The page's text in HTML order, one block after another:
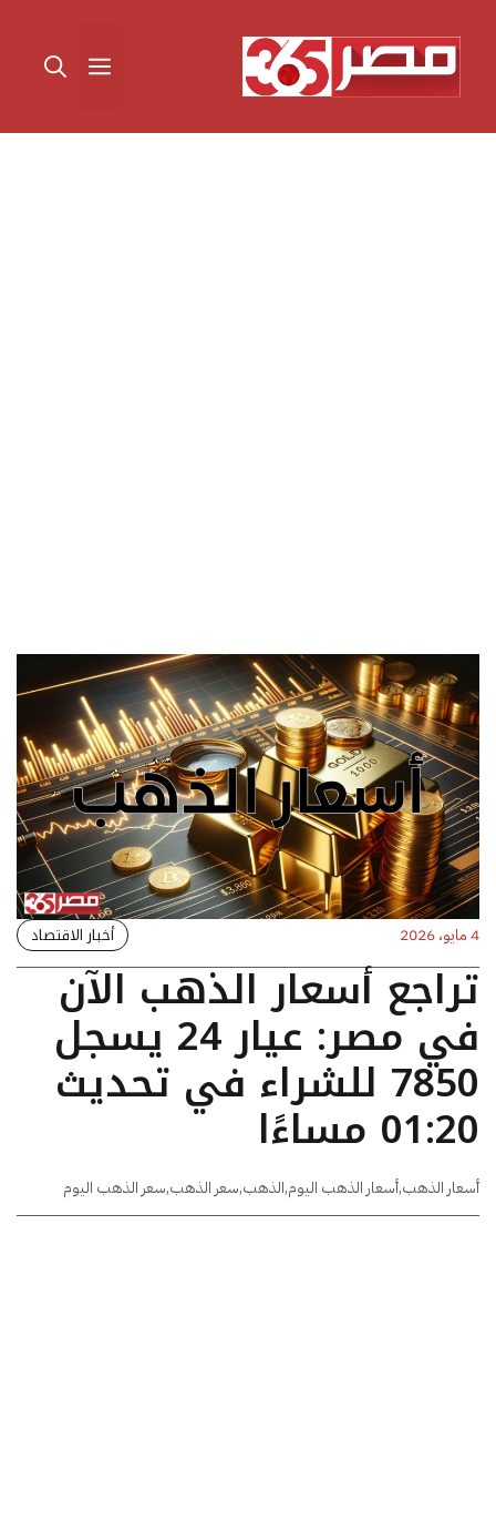
المحتوى القائمة
4 مايو، 2026 أخبار الاقتصاد
تراجع أسعار الذهب الآن
في مصر: عيار 24 يسجل
7850 للشراء في تحديث
01:20 مساءًا
أسعار الذهب,أسعار الذهب اليوم,الذهب,سعر الذهب,سعر الذهب اليوم